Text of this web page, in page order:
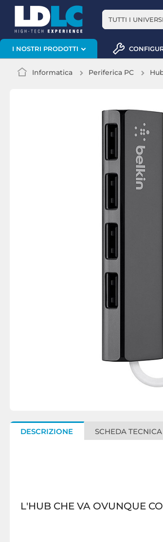
TUTTI I UNIVERSI
I NOSTRI PRODOTTI
Informatica Periferica PC
DESCRIZIONE SCHEDA TECNICA
L'HUB CHE VA OVUNQUE